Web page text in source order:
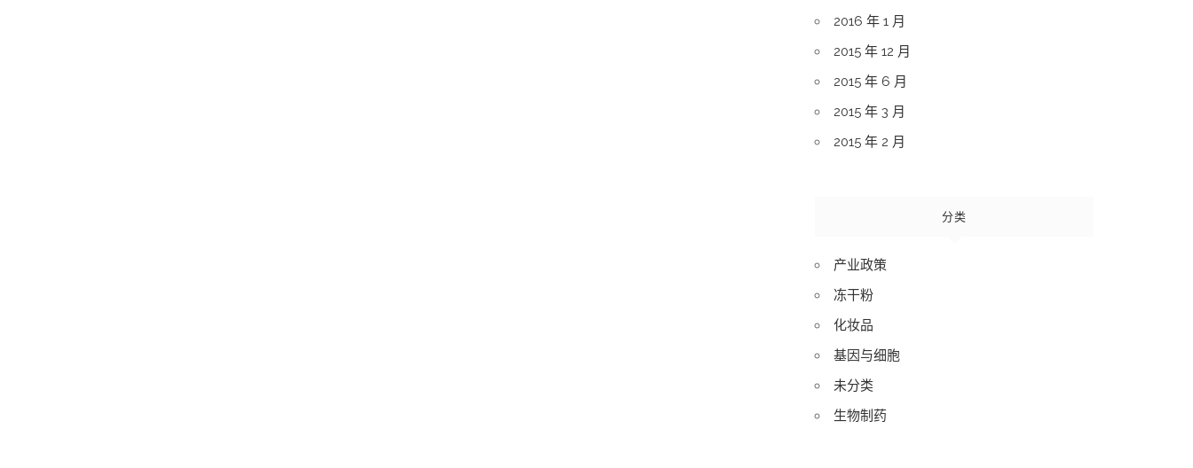
2016 年 1 月
2015 年 12 月
2015 年 6 月
2015 年 3 月
2015 年 2 月
分类
产业政策
冻干粉
化妆品
基因与细胞
未分类
生物制药